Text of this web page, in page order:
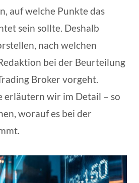
auf welche Punkte das
sein sollte. Deshalb
nach welchen
bei der Beurteilung
Broker vorgeht.
erläutern wir im Detail – so
worauf es bei der